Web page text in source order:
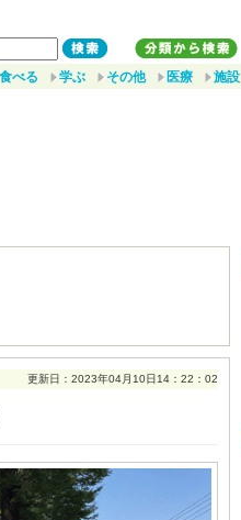
食べる 学ぶ その他 医療 施設
更新日：2023年04月10日14：22：02